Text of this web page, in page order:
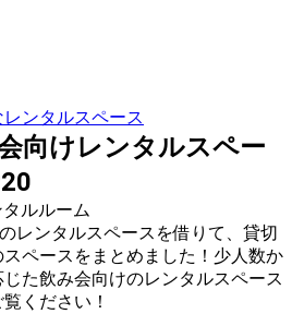
ンタルスペース
向けレンタルスペー
ルルーム
レンタルスペースを借りて、貸切
ペースをまとめました！少人数か
た飲み会向けのレンタルスペース
ください！